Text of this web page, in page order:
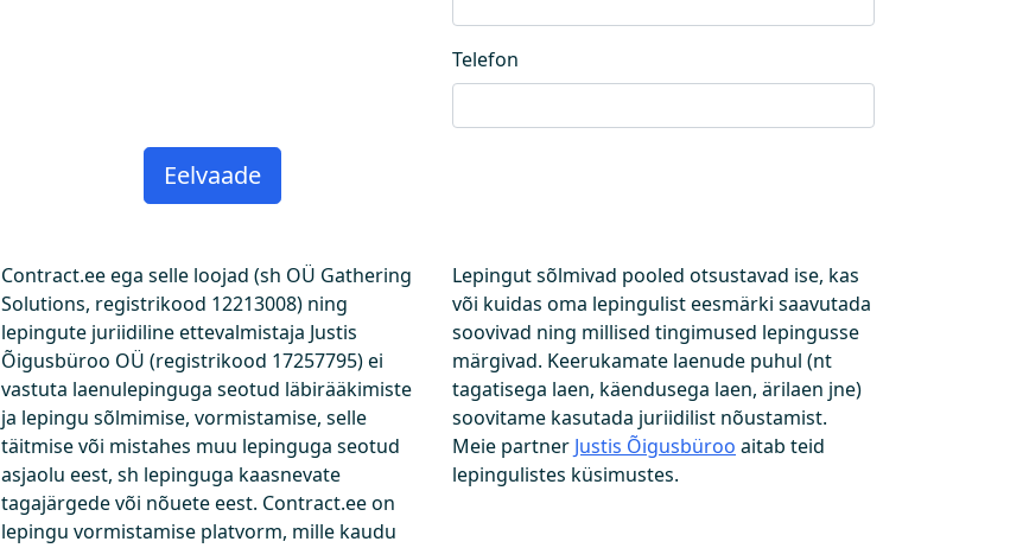
Telefon
Contract.ee ega selle loojad (sh OÜ Gathering
Solutions, registrikood 12213008) ning
lepingute juriidiline ettevalmistaja Justis
Õigusbüroo OÜ (registrikood 17257795) ei
vastuta laenulepinguga seotud läbirääkimiste
ja lepingu sõlmimise, vormistamise, selle
täitmise või mistahes muu lepinguga seotud
asjaolu eest, sh lepinguga kaasnevate
tagajärgede või nõuete eest. Contract.ee on
lepingu vormistamise platvorm, mille kaudu
Lepingut sõlmivad pooled otsustavad ise, kas
või kuidas oma lepingulist eesmärki saavutada
soovivad ning millised tingimused lepingusse
märgivad. Keerukamate laenude puhul (nt
tagatisega laen, käendusega laen, ärilaen jne)
soovitame kasutada juriidilist nõustamist.
Meie partner Justis Õigusbüroo aitab teid
lepingulistes küsimustes.